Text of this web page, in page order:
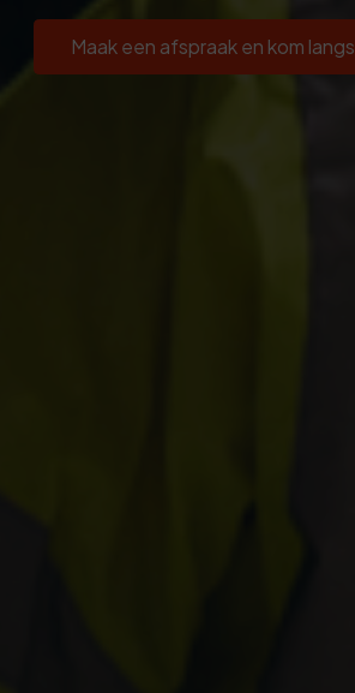
Maak een afspraak en kom langs